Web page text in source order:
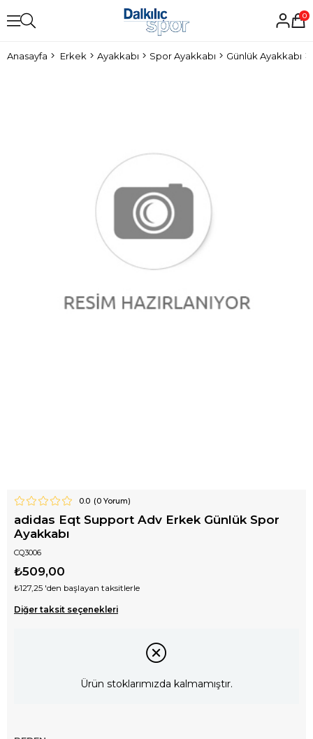
0
Anasayfa Erkek Ayakkabı Spor Ayakkabı Günlük Ayakkabı
0.0 (0Yorum)
adidas Eqt Support Adv Erkek Günlük Spor
Ayakkabı
CQ3006
₺509,00
₺127,25 'den başlayan taksitlerle
Diğer taksit seçenekleri
Ürün stoklarımızda kalmamıştır.